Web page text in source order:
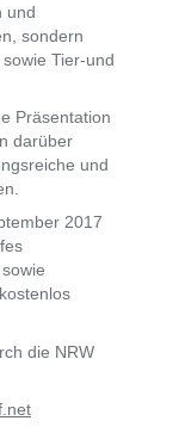
und
sondern
Tier-und
Präsentation
darüber
und
2017
die NRW